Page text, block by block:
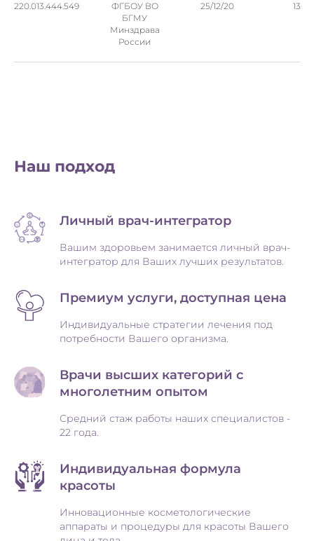
220.013.444.549
ФГБОУ ВО
БГМУ
Минздрава
России
25/12/20 13
Наш подход
Личный врач-интегратор
Вашим здоровьем занимается личный врач-
интегратор для Ваших лучших результатов.
Премиум услуги, доступная цена
Индивидуальные стратегии лечения под
потребности Вашего организма.
Врачи высших категорий с
многолетним опытом
Средний стаж работы наших специалистов -
22 года.
Индивидуальная формула
красоты
Инновационные косметологические
аппараты и процедуры для красоты Вашего
ваша стратегия лечения:
✓ Рекомендации по
эстетическим процедурам
✓ Подробное объяснение
заключений и рекомендаций
✓ Врач, который всегда на связи